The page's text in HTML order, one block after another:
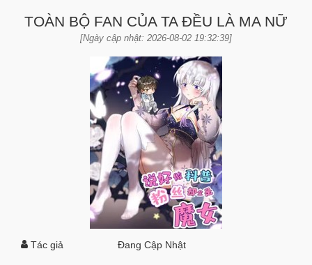
TOÀN BỘ FAN CỦA TA ĐỀU LÀ MA NỮ
[Ngày cập nhật: 2026-08-02 19:32:39]
Tác giả Đang Cập Nhật